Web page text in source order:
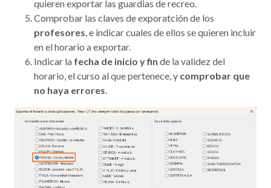
quieren exportar las guardias de recreo.
Comprobar las claves de exporatción de los
profesores, e indicar cuales de ellos se quieren incluir
en el horario a exportar.
Indicar la fecha de inicio y fin de la validez del
horario, el curso al que pertenece, y comprobar que
no haya errores.